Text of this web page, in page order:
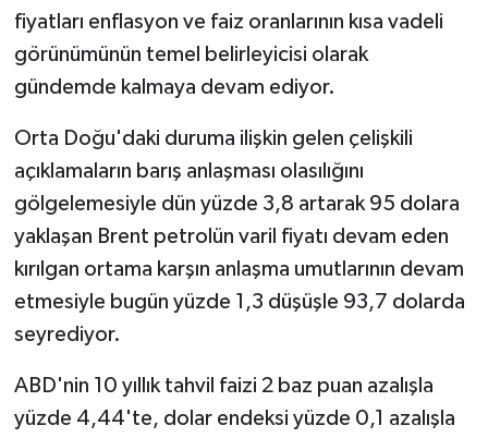
fiyatları enflasyon ve faiz oranlarının kısa vadeli
görünümünün temel belirleyicisi olarak
gündemde kalmaya devam ediyor.
Orta Doğu'daki duruma ilişkin gelen çelişkili
açıklamaların barış anlaşması olasılığını
gölgelemesiyle dün yüzde 3,8 artarak 95 dolara
yaklaşan Brent petrolün varil fiyatı devam eden
kırılgan ortama karşın anlaşma umutlarının devam
etmesiyle bugün yüzde 1,3 düşüşle 93,7 dolarda
seyrediyor.
ABD'nin 10 yıllık tahvil faizi 2 baz puan azalışla
yüzde 4,44'te, dolar endeksi yüzde 0,1 azalışla